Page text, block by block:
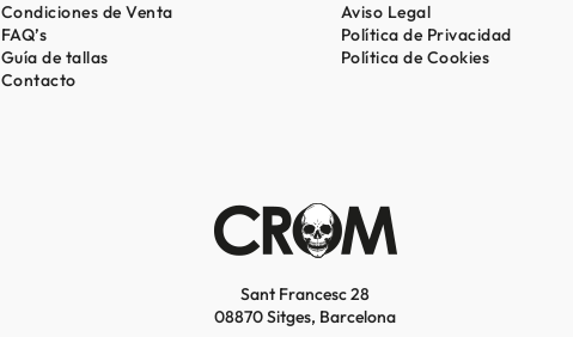
Condiciones de Venta
FAQ’s
Guía de tallas
Contacto
Aviso Legal
Política de Privacidad
Política de Cookies
Sant Francesc 28
08870 Sitges, Barcelona